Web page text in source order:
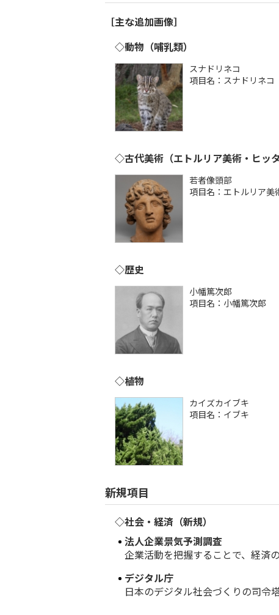
［主な追加画像］
◇動物（哺乳類）
スナドリネコ
項目名：スナドリネコ
◇古代美術（エトルリア美術・ヒッタ
若者像頭部
項目名：エトルリア美
◇歴史
小幡篤次郎
項目名：小幡篤次郎
◇植物
カイズカイブキ
項目名：イブキ
新規項目
◇社会・経済（新規）
法人企業景気予測調査
企業活動を把握することで、経済
デジタル庁
日本のデジタル社会づくりの司令